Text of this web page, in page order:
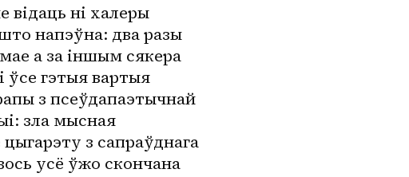
відаць ні халеры
напэўна: два разы
а за іншым сякера
ўсе гэтыя вартыя
з псеўдапаэтычнай
зла мысная
з сапраўднага
усё ўжо скончана